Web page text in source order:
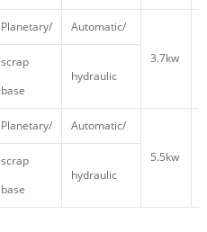
Planetary/ Automatic/
3.7kw
scrap
base
hydraulic
Planetary/ Automatic/
5.5kw
scrap
base
hydraulic